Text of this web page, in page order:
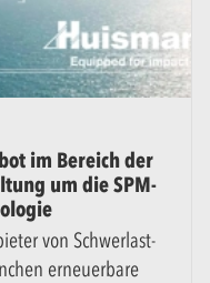
im Bereich der
um die SPM-
von Schwerlast-
erneuerbare